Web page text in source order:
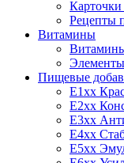
Карточки
Рецепты
Витамины
Элементы
Пищевые
E1xx
E2xx
E3xx
E4xx
E5xx